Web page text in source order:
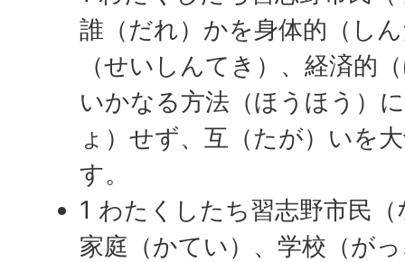
誰（だれ）かを身体的（し
（せいしんてき）、経済的
いかなる方法（ほうほう）
ょ）せず、互（たが）いを
す。
1 わたくしたち習志野市民
家庭（かてい）、学校（が